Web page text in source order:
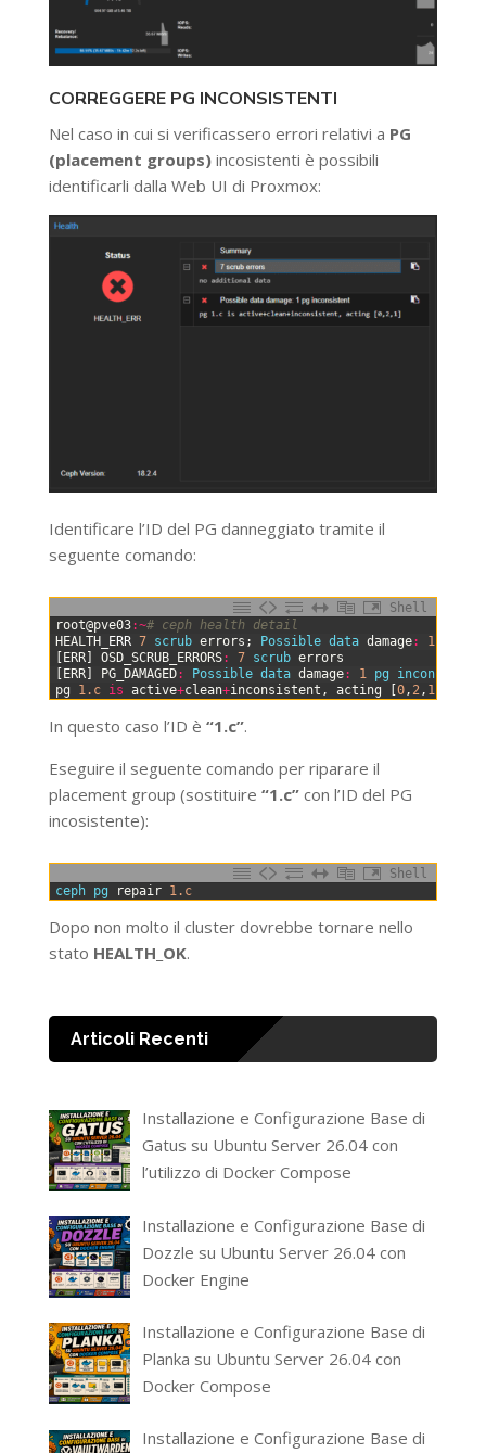
CORREGGERE PG INCONSISTENTI
Nel caso in cui si verificassero errori relativi a PG
(placement groups)incosistenti è possibili
identificarli dalla Web UI di Proxmox:
Identificare l’ID del PG danneggiato tramite il
seguente comando:
Shell
root@pve03:~# ceph health detail
HEALTH
ERR 7 scrub errors ; Possible data damage: 1
ERR] OSD_SCRUB_ERRORS: 7 scrub errors
ERR] PG_DAMAGED: Possible data damage: 1 pg
pg
1.c is active+clean+inconsistent , acting 0, 2, 1]
In questo caso l’ID è “1.c”.
Eseguire il seguente comando per riparare il
placement group (sostituire “1.c”con l’ID del PG
incosistente):
Shell
ceph pg repair 1.c
Dopo non molto il cluster dovrebbe tornare nello
stato HEALTH_OK.
Articoli Recenti
Installazione e Configurazione Base di
Gatus su Ubuntu Server 26.04 con
l’utilizzo di Docker Compose
Installazione e Configurazione Base di
Dozzle su Ubuntu Server 26.04 con
Docker Engine
Installazione e Configurazione Base di
Planka su Ubuntu Server 26.04 con
Docker Compose
Installazione e Configurazione Base di